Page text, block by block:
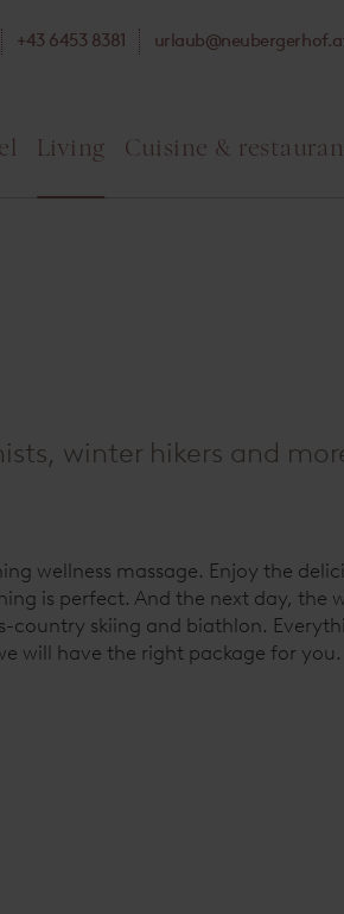
+43 6453 8381
Living Cuisine &
winter hikers and
wellness massage. Enjoy the
is perfect. And the next day, the
skiing and biathlon.
will have the right package for you.